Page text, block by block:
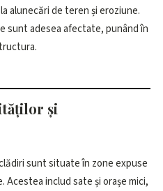
alunecări de teren și eroziune.
sunt adesea afectate, punând în
și
sunt situate în zone expuse
includ sate și orașe mici,